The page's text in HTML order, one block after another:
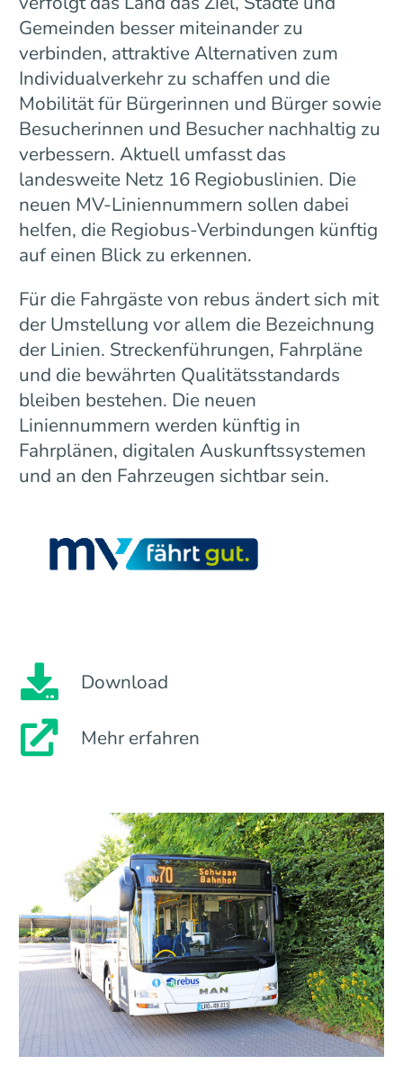
Gemeinden besser miteinander zu
verbinden, attraktive Alternativen zum
Individualverkehr zu schaffen und die
Mobilität für Bürgerinnen und Bürger sowie
Besucherinnen und Besucher nachhaltig zu
verbessern. Aktuell umfasst das
landesweite Netz 16 Regiobuslinien. Die
neuen MV-Liniennummern sollen dabei
helfen, die Regiobus-Verbindungen künftig
auf einen Blick zu erkennen.
Für die Fahrgäste von rebus ändert sich mit
der Umstellung vor allem die Bezeichnung
der Linien. Streckenführungen, Fahrpläne
und die bewährten Qualitätsstandards
bleiben bestehen. Die neuen
Liniennummern werden künftig in
Fahrplänen, digitalen Auskunftssystemen
und an den Fahrzeugen sichtbar sein.
Download
Mehr erfahren